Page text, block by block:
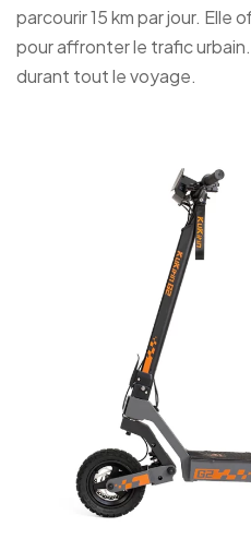
parcourir 15 km par jour. Elle
pour affronter le trafic
durant tout le voyage.